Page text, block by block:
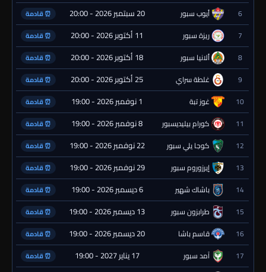
6 أيوب سبور 20 سبتمبر 2026 - 20:00 ⏰ قادمة
7 ريزة سبور 11 أكتوبر 2026 - 20:00 ⏰ قادمة
8 ألانيا سبور 18 أكتوبر 2026 - 20:00 ⏰ قادمة
9 غلطة سراي 25 أكتوبر 2026 - 20:00 ⏰ قادمة
10 غوز تبة 1 نوفمبر 2026 - 19:00 ⏰ قادمة
11 كورام بيليديسبور 8 نوفمبر 2026 - 19:00 ⏰ قادمة
12 كوجا يلي سبور 22 نوفمبر 2026 - 19:00 ⏰ قادمة
13 إيرزوروم سبور 29 نوفمبر 2026 - 19:00 ⏰ قادمة
14 باشاك شهير 6 ديسمبر 2026 - 19:00 ⏰ قادمة
15 طرابزون سبور 13 ديسمبر 2026 - 19:00 ⏰ قادمة
16 قاسم باشا 20 ديسمبر 2026 - 19:00 ⏰ قادمة
17 آمد سبور 17 يناير 2027 - 19:00 ⏰ قادمة